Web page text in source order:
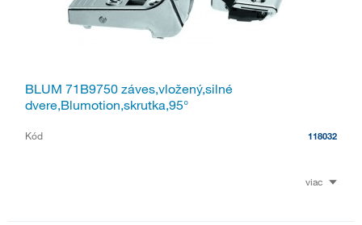
BLUM 71B9750 záves,vložený,silné
dvere,Blumotion,skrutka,95°
Kód 118032
viac